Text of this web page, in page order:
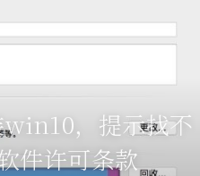
，提示找不
件许可条款